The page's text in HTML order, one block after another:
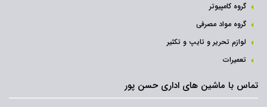
گروه کامپیوتر
گروه مواد مصرفی
لوازم تحریر و تایپ و تکثیر
تعمیرات
تماس با ماشین های اداری حسن پور